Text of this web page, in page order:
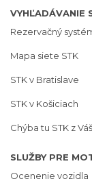
VYHĽADÁVANIE
Rezervačný
Mapa siete STK
STK v Bratislave
STK v Košiciach
Chýba tu STK z
SLUŽBY PRE
Ocenenie vozidla